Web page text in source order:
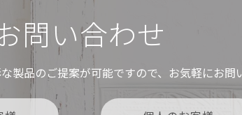
問い合わせ
製品のご提案が可能ですので、お気軽にお問